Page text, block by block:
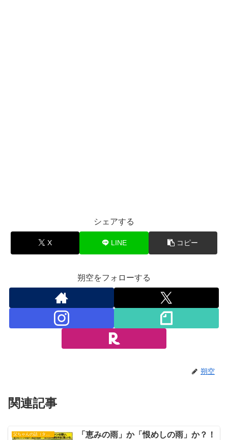
シェアする
X LINE コピー
朔空をフォローする
朔空
関連記事
父ちゃんの話（タイガース）
「恵みの雨」か「恨めしの雨」か？！